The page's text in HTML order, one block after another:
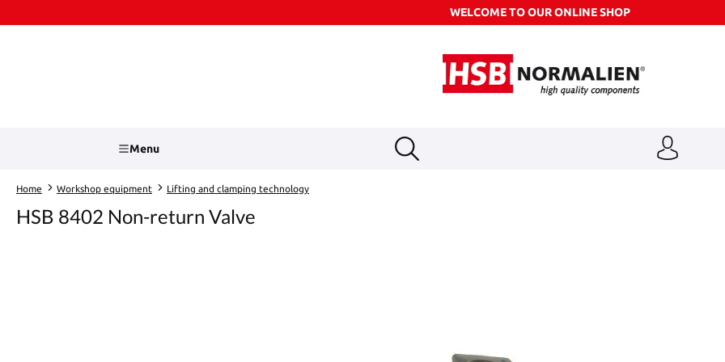
WELCOME TO OUR ONLINE SHOP
Menu
Home Workshop equipment Lifting and clamping technology
HSB 8402 Non-return Valve